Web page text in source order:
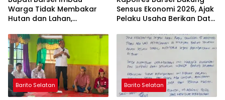
Warga Tidak Membakar
Hutan dan Lahan,
Bebas Kabut Asap
Sensus Ekonomi 2026, Ajak
Pelaku Usaha Berikan Data
Barito Selatan Barito Selatan